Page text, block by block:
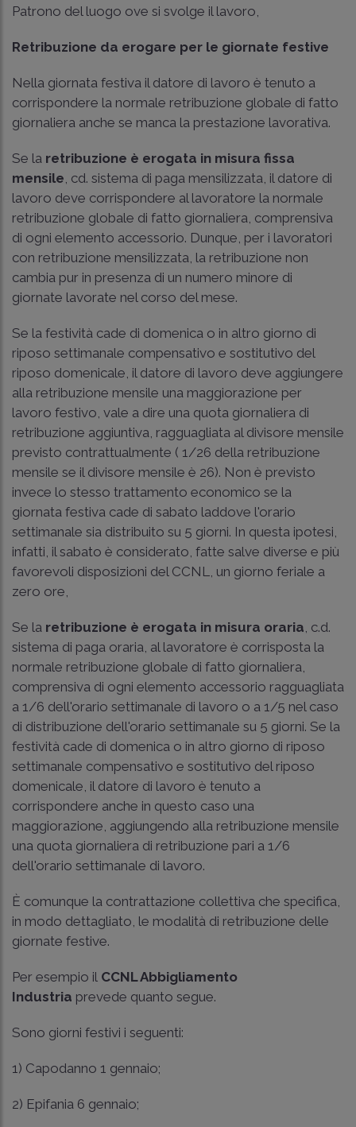
Patrono del luogo ove si svolge il lavoro,
Retribuzione da erogare per le giornate festive
Nella giornata festiva il datore di lavoro è tenuto a
corrispondere la normale retribuzione globale di fatto
giornaliera anche se manca la prestazione lavorativa.
Se la retribuzione è erogata in misura fissa
mensile , cd. sistema di paga mensilizzata, il datore di
lavoro deve corrispondere al lavoratore la normale
retribuzione globale di fatto giornaliera, comprensiva
di ogni elemento accessorio. Dunque, per i lavoratori
con retribuzione mensilizzata, la retribuzione non
cambia pur in presenza di un numero minore di
giornate lavorate nel corso del mese.
Se la festività cade di domenica o in altro giorno di
riposo settimanale compensativo e sostitutivo del
riposo domenicale, il datore di lavoro deve aggiungere
alla retribuzione mensile una maggiorazione per
lavoro festivo, vale a dire una quota giornaliera di
retribuzione aggiuntiva, ragguagliata al divisore mensile
previsto contrattualmente ( 1/26 della retribuzione
mensile se il divisore mensile è 26). Non è previsto
invece lo stesso trattamento economico se la
giornata festiva cade di sabato laddove l'orario
settimanale sia distribuito su 5 giorni. In questa ipotesi,
infatti, il sabato è considerato, fatte salve diverse e più
favorevoli disposizioni del CCNL, un giorno feriale a
zero ore,
Se la retribuzione è erogata in misura oraria , c.d.
sistema di paga oraria, al lavoratore è corrisposta la
normale retribuzione globale di fatto giornaliera,
comprensiva di ogni elemento accessorio ragguagliata
a 1/6 dell'orario settimanale di lavoro o a 1/5 nel caso
di distribuzione dell'orario settimanale su 5 giorni. Se la
festività cade di domenica o in altro giorno di riposo
settimanale compensativo e sostitutivo del riposo
domenicale, il datore di lavoro è tenuto a
corrispondere anche in questo caso una
maggiorazione, aggiungendo alla retribuzione mensile
una quota giornaliera di retribuzione pari a 1/6
dell'orario settimanale di lavoro.
È comunque la contrattazione collettiva che specifica,
in modo dettagliato, le modalità di retribuzione delle
giornate festive.
Per esempio il CCNL Abbigliamento
Industria prevede quanto segue.
Sono giorni festivi i seguenti:
1) Capodanno 1 gennaio;
2) Epifania 6 gennaio;